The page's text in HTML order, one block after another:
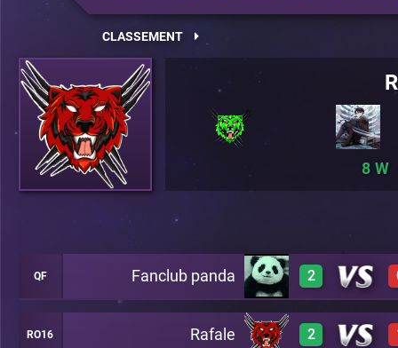
CLASSEMENT
8
QF Fanclub panda 2
3 A17
RO16 Rafale 2